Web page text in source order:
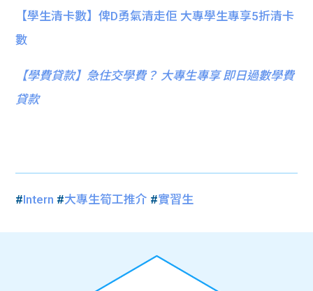
【學生清卡數】俾D勇氣清走佢 大專學生專享5折清卡
數
【學費貸款】急住交學費？ 大專生專享 即日過數學費
貸款
#Intern #大專生筍工推介 #實習生